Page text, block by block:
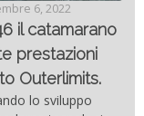
6, 2022
il catamarano
prestazioni
Outerlimits.
lo sviluppo